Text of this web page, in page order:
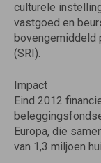
culturele
vastgoed en
bovengemiddeld
(SRI).
Impact
Eind 2012
Europa, die
van 1,3 miljoen